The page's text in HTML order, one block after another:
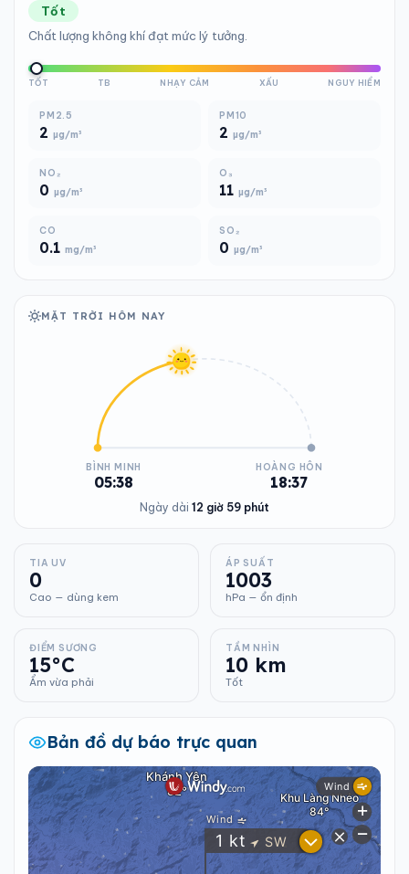
Tốt
Chất lượng không khí đạt mức lý tưởng.
TỐT TB NHẠY CẢM XẤU NGUY HIỂM
PM2.5
2 µg/m³
PM10
2 µg/m³
NO₂
0 µg/m³
O₃
11 µg/m³
CO
0.1 mg/m³
SO₂
0 µg/m³
MẶT TRỜI HÔM NAY
BÌNH MINH
05:38
HOÀNG HÔN
18:37
Ngày dài 12 giờ 59 phút
TIA UV
0
Cao — dùng kem
ÁP SUẤT
1003
hPa — ổn định
ĐIỂM SƯƠNG
15°C
Ẩm vừa phải
TẦM NHÌN
10 km
Tốt
Bản đồ dự báo trực quan